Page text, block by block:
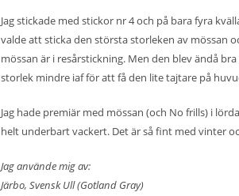
Jag stickade med stickor nr 4 och på bara fyra
valde att sticka den största storleken av mössan
mössan är i resårstickning. Men den blev ändå
storlek mindre iaf för att få den lite tajtare på
Jag hade premiär med mössan (och No frills) i
helt underbart vackert. Det är så fint med vinter
Jag använde mig av:
Järbo, Svensk Ull (Gotland Gray)